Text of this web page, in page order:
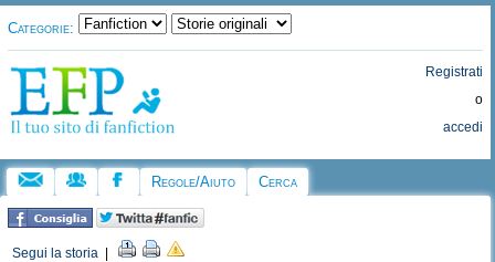
Categorie:
Registrati
o
accedi
Regole/Aiuto Cerca
Segui la storia